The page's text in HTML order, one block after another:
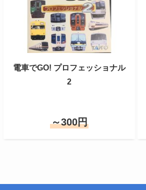
電車でGO! プロフェッショナル
2
～300円